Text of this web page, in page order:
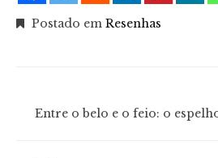
Postado em Resenhas
Entre o belo e o feio: o